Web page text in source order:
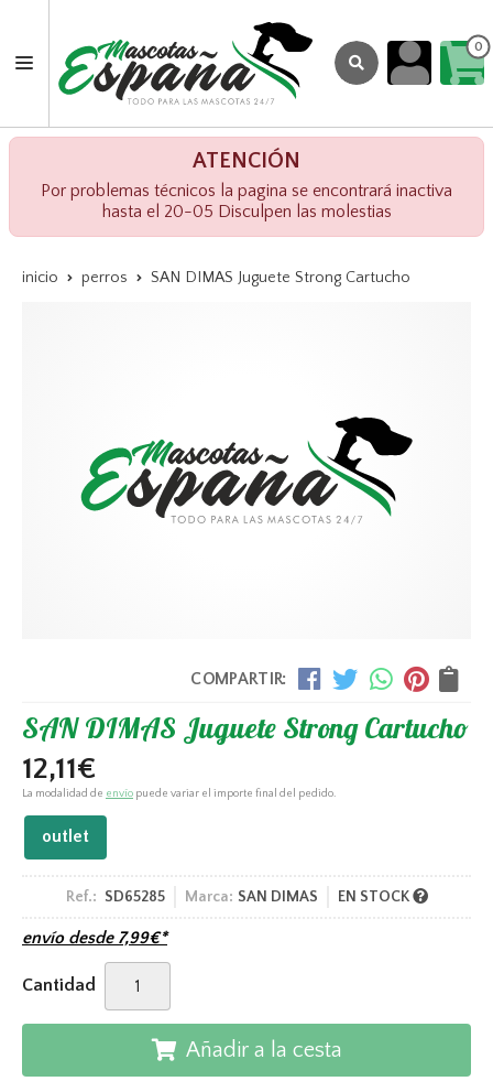
0
ATENCIÓN
Por problemas técnicos la pagina se encontrará inactiva
hasta el 20-05 Disculpen las molestias
inicio perros SAN DIMAS Juguete Strong Cartucho
COMPARTIR:
SAN DIMAS Juguete Strong Cartucho
12,11€
La modalidad de envío puede variar el importe final del pedido.
outlet
Ref.: SD65285 Marca: SAN DIMAS EN STOCK
envío desde 7,99€*
Cantidad
Añadir a la cesta